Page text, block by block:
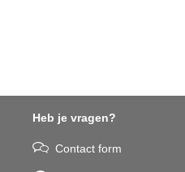
Heb je vragen?
Contact form